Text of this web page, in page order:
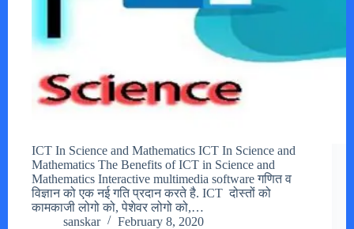
ICT In Science and Mathematics ICT In Science and
Mathematics The Benefits of ICT in Science and
Mathematics Interactive multimedia software गणित व
विज्ञान को एक नई गति प्रदान करते है. ICT दोस्तों को
कामकाजी लोगो को, पेशेवर लोगो को,…
sanskar
February 8, 2020